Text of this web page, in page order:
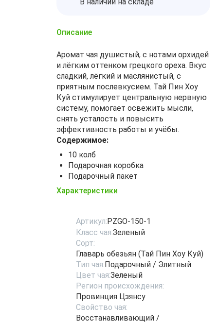
Описание
Аромат чая душистый, с нотами орхидей
и лёгким оттенком грецкого ореха. Вкус
сладкий, лёгкий и маслянистый, с
приятным послевкусием. Тай Пин Хоу
Куй стимулирует центральную нервную
систему, помогает освежить мысли,
снять усталость и повысить
эффективность работы и учёбы.
Содержимое:
10 колб
Подарочная коробка
Подарочный пакет
Характеристики
Артикул:PZGO-150-1
Класс чая:Зеленый
Сорт:
Главарь обезьян (Тай Пин Хоу Куй)
Тип чая:Подарочный / Элитный
Цвет чая:Зеленый
Регион происхождения:
Провинция Цзянсу
Свойство чая:
Восстанавливающий /